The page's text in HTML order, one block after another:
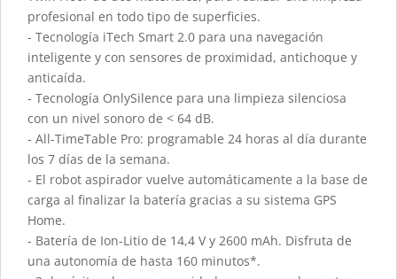
profesional en todo tipo de superficies.
- Tecnología iTech Smart 2.0 para una navegación
inteligente y con sensores de proximidad, antichoque y
anticaída.
- Tecnología OnlySilence para una limpieza silenciosa
con un nivel sonoro de < 64 dB.
- All-TimeTable Pro: programable 24 horas al día durante
los 7 días de la semana.
- El robot aspirador vuelve automáticamente a la base de
carga al finalizar la batería gracias a su sistema GPS
Home.
- Batería de Ion-Litio de 14,4 V y 2600 mAh. Disfruta de
una autonomía de hasta 160 minutos*.